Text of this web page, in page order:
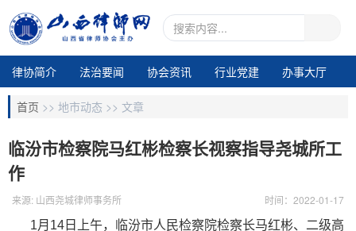
律协简介 法治要闻 协会资讯 行业党建
办事大厅
地市动态
业务交流
首页 >> 地市动态 >> 文章
临汾市检察院马红彬检察长视察指导尧城所工
作
来源: 山西尧城律师事务所
时间：2022-01-17
1月14日上午，临汾市人民检察院检察长马红彬、二级高